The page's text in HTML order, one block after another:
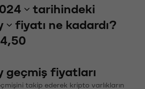
tarihindeki
fiyatı ne kadardı?
geçmiş fiyatları
takip ederek kripto varlıkların